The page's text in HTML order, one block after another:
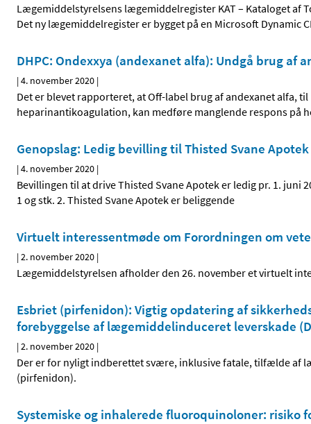
Lægemiddelstyrelsens lægemiddelregister KAT – Kataloget af
Det ny lægemiddelregister er bygget på en Microsoft Dynamic
DHPC: Ondexxya (andexanet alfa): Undgå brug
|4. november 2020 |
Det er blevet rapporteret, at Off-label brug af andexanet alfa,
heparinantikoagulation, kan medføre manglende respons på
Genopslag: Ledig bevilling til Thisted Svane Apotek
|4. november 2020 |
Bevillingen til at drive Thisted Svane Apotek er ledig pr. 1. juni
1 og stk. 2. Thisted Svane Apotek er beliggende
Virtuelt interessentmøde om Forordningen om
|2. november 2020 |
Lægemiddelstyrelsen afholder den 26. november et virtuelt
Esbriet (pirfenidon): Vigtig opdatering af
forebyggelse af lægemiddelinduceret leverskade
|2. november 2020 |
Der er for nyligt indberettet svære, inklusive fatale, tilfælde af
(pirfenidon).
Systemiske og inhalerede fluoroquinoloner: risiko